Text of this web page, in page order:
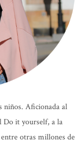
niños. Aficionada al
Do it yourself, a la
otras millones de